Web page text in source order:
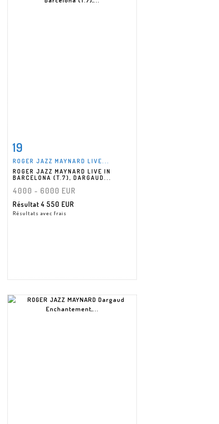
Fiche détaillée
19
ROGER JAZZ MAYNARD LIVE...
ROGER JAZZ MAYNARD LIVE IN
BARCELONA (T.7), DARGAUD...
4000 - 6000 EUR
Résultat4 550 EUR
Résultats avec frais